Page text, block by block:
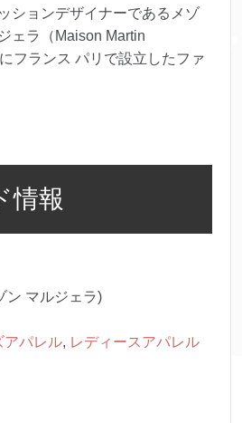
ションデザイナーであるメゾ
ェラ（Maison Martin
フランス パリで設立したファ
情報
ン マルジェラ)
アパレル, レディースアパレル